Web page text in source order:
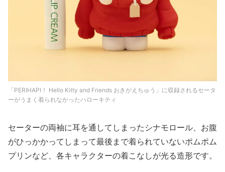
「PERIHAPI！ Hello Kitty and Friends おきがえちゅう」に収録されるセータ
ーがうまく着られなかったハローキティ
セーターの両袖に耳を通してしまったシナモロール、お腹
がひっかかってしまって最後まで着られていないポムポム
プリンなど、各キャラクターの着こなしが光る造形です。